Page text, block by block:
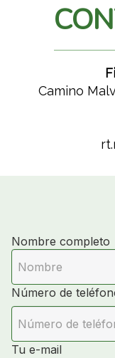
Camino
Nombre completo
Número de
Tu e-mail